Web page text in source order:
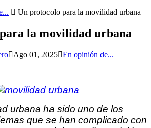
Un protocolo para la movilidad urbana
la movilidad urbana
Ago 01, 2025 En opinión de...
urbana ha sido uno de los
que se han complicado con